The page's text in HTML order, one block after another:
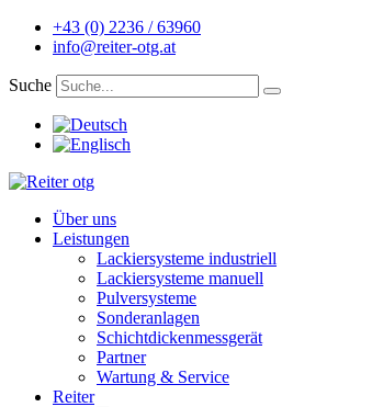
Zum
Inhalt
+43 (0) 2236 / 63960
info@reiter-otg.at
Suche
Main
Menu
Über uns
Leistungen
Lackiersysteme industriell
Lackiersysteme manuell
Pulversysteme
Sonderanlagen
Schichtdickenmessgerät
Partner
Wartung & Service
Reiter